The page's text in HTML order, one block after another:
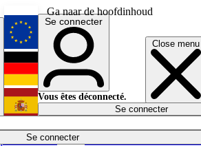
Ga naar de hoofdinhoud
Close menu
Se connecter
Économie
English
Deutsch
Español
Se connecter
Vous êtes déconnecté.
Se connecter